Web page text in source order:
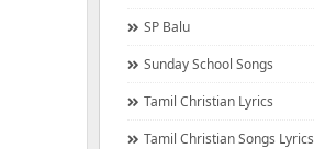
SP Balu
Sunday School Songs
Tamil Christian Lyrics
Tamil Christian Songs Lyrics